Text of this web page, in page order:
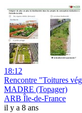
18:12
Rencontre "Toitures
MADRE (Topager)
ARB Île-de-France
il y a 8 ans